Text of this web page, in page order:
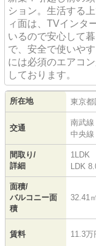
ション。生活する
ィ面は、TVインタ
いるので安心して
で、安全で使いや
には必須のエアコ
しております。
所在地 東京都
交通
南武線
中央線
間取り/
詳細
1LDK
LDK
面積/
バルコニー面
積
32.41
賃料 11.3万